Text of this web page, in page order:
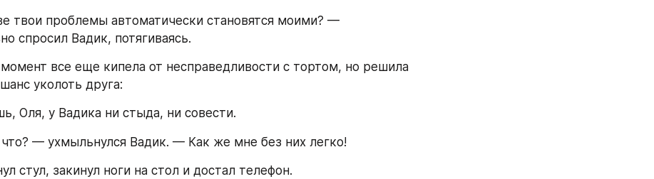
твои проблемы автоматически становятся моими? —
спросил Вадик, потягиваясь.
все еще кипела от несправедливости с тортом, но решила
уколоть друга:
Оля, у Вадика ни стыда, ни совести.
— ухмыльнулся Вадик. — Как же мне без них легко!
стул, закинул ноги на стол и достал телефон.